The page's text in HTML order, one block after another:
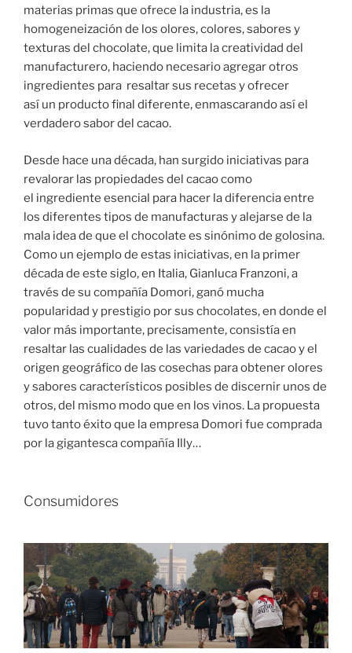
materias primas que ofrece la industria, es la
homogeneización de los olores, colores, sabores y
texturas del chocolate, que limita la creatividad del
manufacturero, haciendo necesario agregar otros
ingredientes para resaltar sus recetas y ofrecer
así un producto final diferente, enmascarando así el
verdadero sabor del cacao.
Desde hace una década, han surgido iniciativas para
revalorar las propiedades del cacao como
el ingrediente esencial para hacer la diferencia entre
los diferentes tipos de manufacturas y alejarse de la
mala idea de que el chocolate es sinónimo de golosina.
Como un ejemplo de estas iniciativas, en la primer
década de este siglo, en Italia, Gianluca Franzoni, a
través de su compañía Domori, ganó mucha
popularidad y prestigio por sus chocolates, en donde el
valor más importante, precisamente, consistía en
resaltar las cualidades de las variedades de cacao y el
origen geográfico de las cosechas para obtener olores
y sabores característicos posibles de discernir unos de
otros, del mismo modo que en los vinos. La propuesta
tuvo tanto éxito que la empresa Domori fue comprada
por la gigantesca compañía Illy…
Consumidores